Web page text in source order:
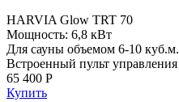
HARVIA Glow TRT 70
Мощность: 6,8 кВт
Для сауны объемом 6-10 куб.м.
Встроенный пульт управления
65 400 Р
Купить